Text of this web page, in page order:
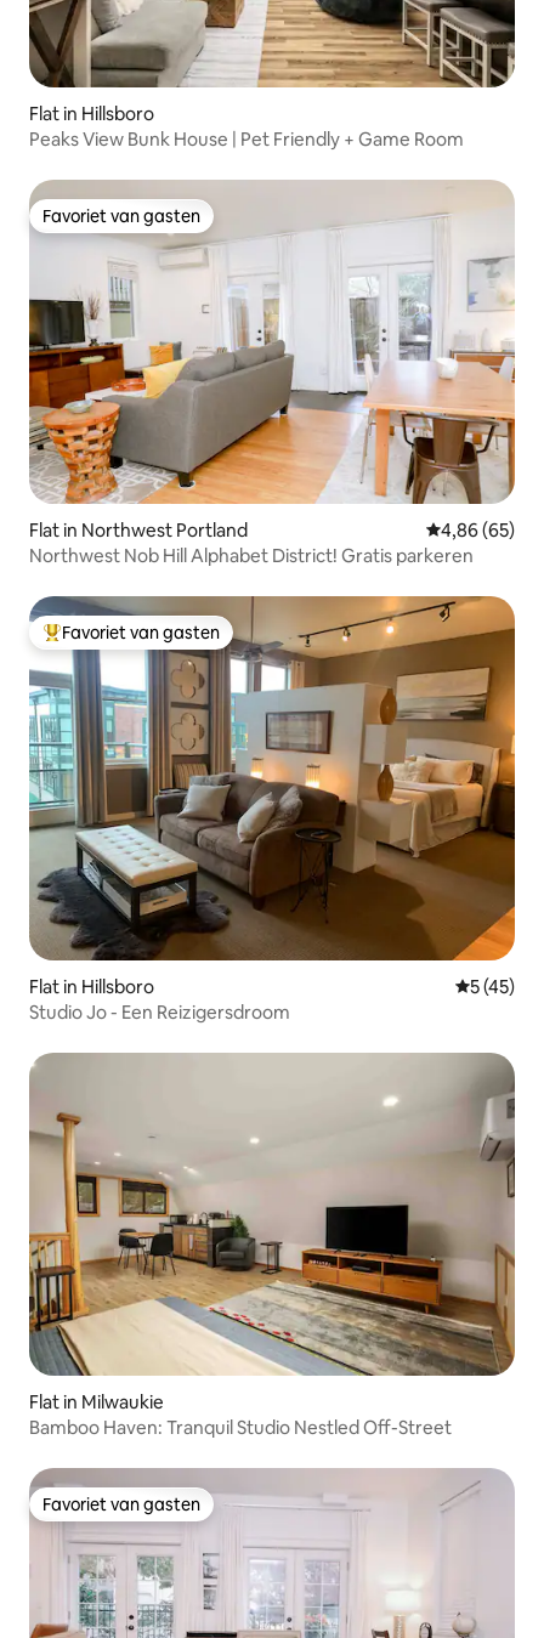
Flat in Hillsboro
Peaks View Bunk House | Pet Friendly + Game Room
Favoriet van gasten
Favoriet van gasten
Flat in Northwest Portland Gemiddelde
4,86 (65)
Northwest Nob Hill Alphabet District! Gratis parkeren
Topfavoriet van gasten
Favoriet van gasten
Flat in Hillsboro
5 (45)
Studio Jo - Een Reizigersdroom
Flat in Milwaukie
Bamboo Haven: Tranquil Studio Nestled Off-Street
Favoriet van gasten
Favoriet van gasten